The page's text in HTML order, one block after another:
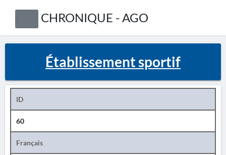
CHRONIQUE - AGO
Établissement sportif
ID
60
Français